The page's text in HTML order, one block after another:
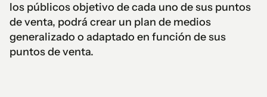
los públicos objetivo de cada uno de sus puntos
de venta, podrá crear un plan de medios
generalizado o adaptado en función de sus
puntos de venta.